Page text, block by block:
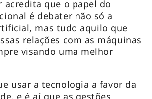
acredita que o papel do
é debater não só a
mas tudo aquilo que
relações com as máquinas
visando uma melhor
usar a tecnologia a favor da
e é aí que as gestões